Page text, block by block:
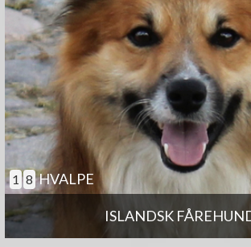
ISLANDSK
1 8 HVALPE